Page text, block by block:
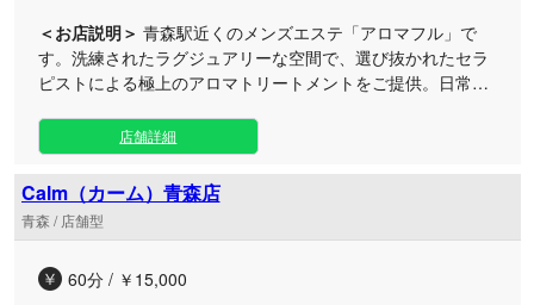
＜お店説明＞ 青森駅近くのメンズエステ「アロマフル」で
す。洗練されたラグジュアリーな空間で、選び抜かれたセラ
ピストによる極上のアロマトリートメントをご提供。日常を
に便利な青森駅周辺に位置する「青森ルーム」は、お仕事帰
りや出張の際にも立ち寄りやすい好立地が魅力です。深夜3
時まで営業（受付は翌2時まで）しているため、遅い時間か
らでも時間を気にせずゆったりとお体を労っていただけま
す。 洗練されたプライベートな空間と、丁寧なおもてなし、
導きます。上質なアロマの香りに包まれながら、日常の喧騒
店舗詳細
Calm（カーム）青森店
青森 / 店舗型
60分 / ￥15,000